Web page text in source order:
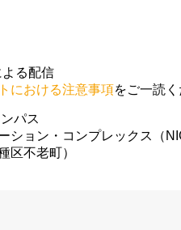
る配信
における注意事項をご一読く
パス
ション・コンプレックス（
区不老町）